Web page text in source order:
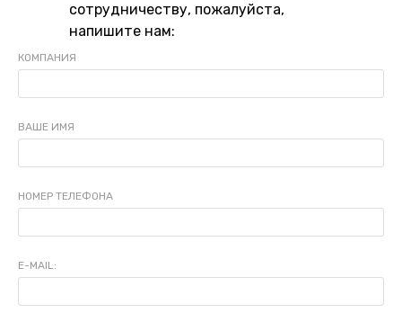
сотрудничеству, пожалуйста,
напишите нам:
КОМПАНИЯ
ВАШЕ ИМЯ
НОМЕР ТЕЛЕФОНА
E-MAIL: